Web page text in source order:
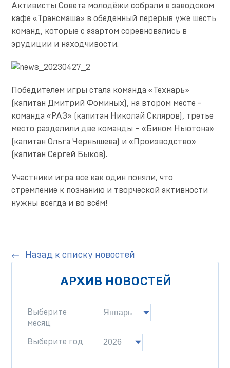
Активисты Совета молодёжи собрали в заводском
кафе «Трансмаша» в обеденный перерыв уже шесть
команд, которые с азартом соревновались в
эрудиции и находчивости.
Победителем игры стала команда «Технарь»
(капитан Дмитрий Фоминых), на втором месте -
команда «РАЗ» (капитан Николай Скляров), третье
место разделили две команды – «Бином Ньютона»
(капитан Ольга Чернышева) и «Производство»
(капитан Сергей Быков).
Участники игра все как один поняли, что
стремление к познанию и творческой активности
нужны всегда и во всём!
Назад к списку новостей
АРХИВ НОВОСТЕЙ
Выберите
месяц
Выберите год